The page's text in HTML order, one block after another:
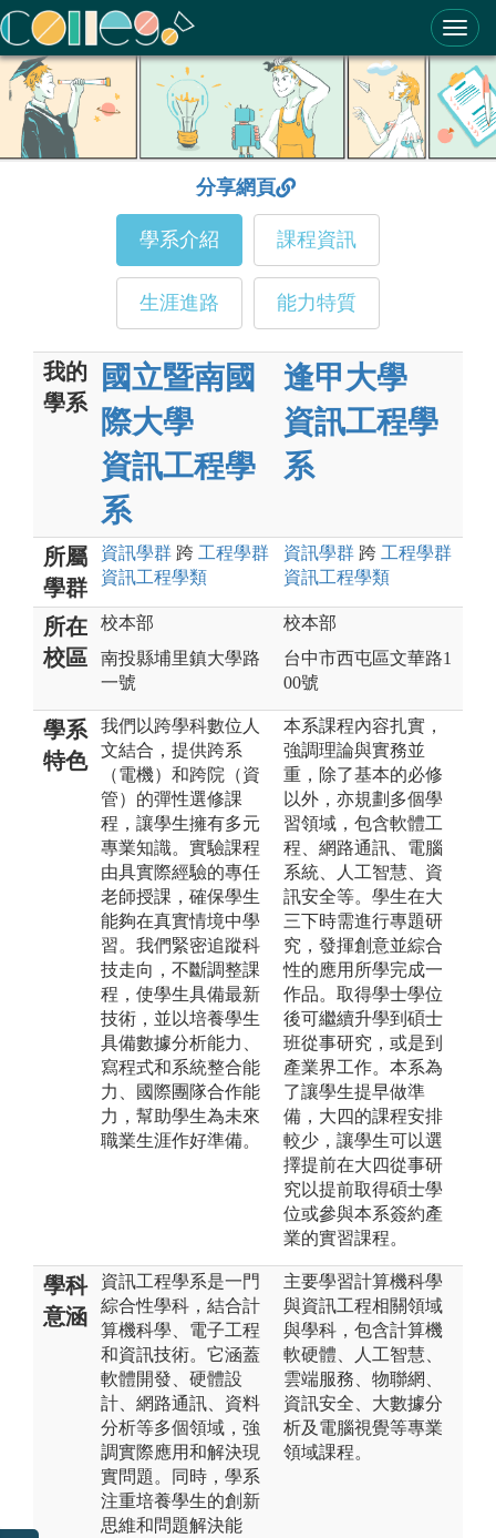
ColleGo! 大學選才與高中育才輔助系統
分享網頁
學系介紹 課程資訊
生涯進路 能力特質
我的
學系
國立暨南國
際大學
資訊工程學
系
逢甲大學
資訊工程學
系
所屬
學群
資訊學群 跨 工程學群
資訊工程學類
資訊學群 跨 工程學群
資訊工程學類
所在
校區
校本部
南投縣埔里鎮大學路
一號
校本部
台中市西屯區文華路1
00號
學系
特色
我們以跨學科數位人
文結合，提供跨系
（電機）和跨院（資
管）的彈性選修課
程，讓學生擁有多元
專業知識。實驗課程
由具實際經驗的專任
老師授課，確保學生
能夠在真實情境中學
習。我們緊密追蹤科
技走向，不斷調整課
程，使學生具備最新
技術，並以培養學生
具備數據分析能力、
寫程式和系統整合能
力、國際團隊合作能
力，幫助學生為未來
職業生涯作好準備。
本系課程內容扎實，
強調理論與實務並
重，除了基本的必修
以外，亦規劃多個學
習領域，包含軟體工
程、網路通訊、電腦
系統、人工智慧、資
訊安全等。學生在大
三下時需進行專題研
究，發揮創意並綜合
性的應用所學完成一
作品。取得學士學位
後可繼續升學到碩士
班從事研究，或是到
產業界工作。本系為
了讓學生提早做準
備，大四的課程安排
較少，讓學生可以選
擇提前在大四從事研
究以提前取得碩士學
位或參與本系簽約產
業的實習課程。
學科
意涵
資訊工程學系是一門
綜合性學科，結合計
算機科學、電子工程
和資訊技術。它涵蓋
軟體開發、硬體設
計、網路通訊、資料
分析等多個領域，強
調實際應用和解決現
實問題。同時，學系
注重培養學生的創新
思維和問題解決能
主要學習計算機科學
與資訊工程相關領域
與學科，包含計算機
軟硬體、人工智慧、
雲端服務、物聯網、
資訊安全、大數據分
析及電腦視覺等專業
領域課程。